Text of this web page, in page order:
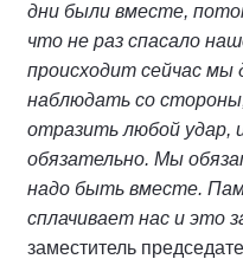
дни были вместе,
что не раз спасало
происходит сейчас
наблюдать со
отразить любой удар,
обязательно. Мы
надо быть вместе.
сплачивает нас и это
заместитель